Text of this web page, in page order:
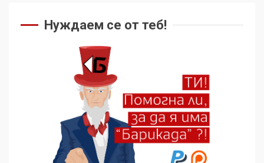
Нуждаем се от теб!